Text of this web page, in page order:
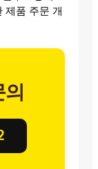
제품 주문 개